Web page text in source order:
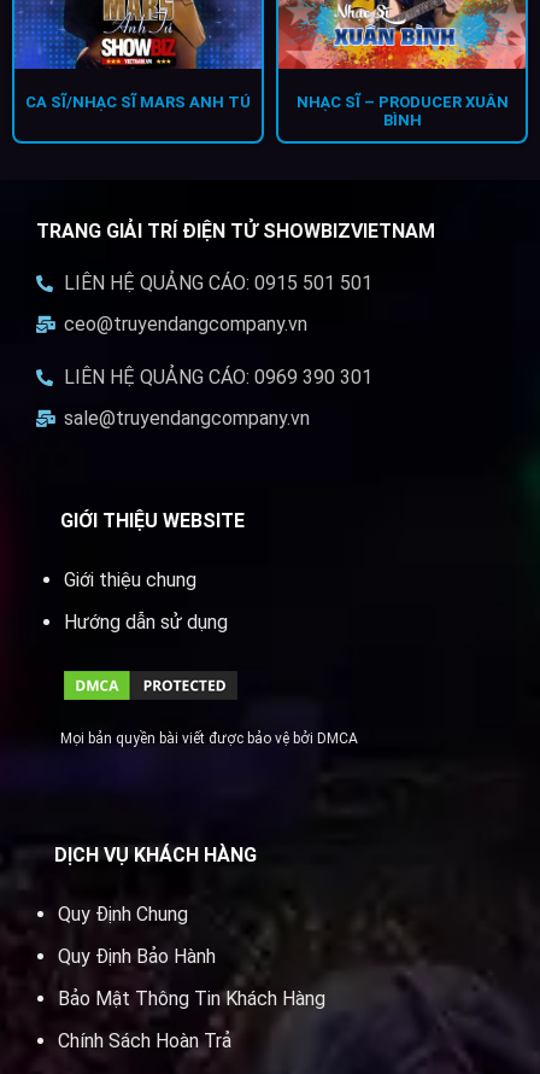
CA SĨ/NHẠC SĨ MARS ANH TÚ
NHẠC SĨ – PRODUCER XUÂN
BÌNH
TRANG GIẢI TRÍ ĐIỆN TỬ SHOWBIZVIETNAM
LIÊN HỆ QUẢNG CÁO: 0915 501 501
ceo@truyendangcompany.vn
LIÊN HỆ QUẢNG CÁO: 0969 390 301
sale@truyendangcompany.vn
GIỚI THIỆU WEBSITE
Giới thiệu chung
Hướng dẫn sử dụng
Mọi bản quyền bài viết được bảo vệ bởi DMCA
DỊCH VỤ KHÁCH HÀNG
Quy Định Chung
Quy Định Bảo Hành
Bảo Mật Thông Tin Khách Hàng
Chính Sách Hoàn Trả